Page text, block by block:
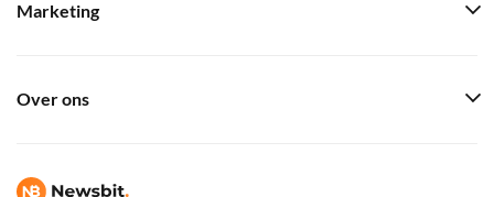
Marketing
Over ons